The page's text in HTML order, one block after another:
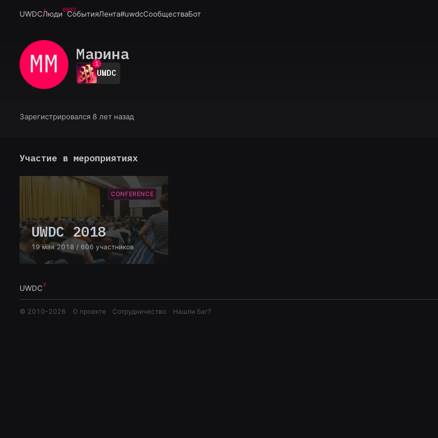
UWDCЛюди6932
СобытияЛента#uwdcСообществаБот
ММ Марина
0
1
2
3
7
UWDC
Зарегистрировался 8 лет назад
Участие в мероприятиях
CONFERENCE
UWDC 2018
19 мая 2018 / 606 участников
UWDC
© 2010–2026 О проекте Сотрудничество Нашли баг?